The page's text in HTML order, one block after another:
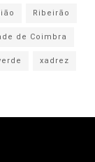
Ribeirão
de Coimbra
xadrez